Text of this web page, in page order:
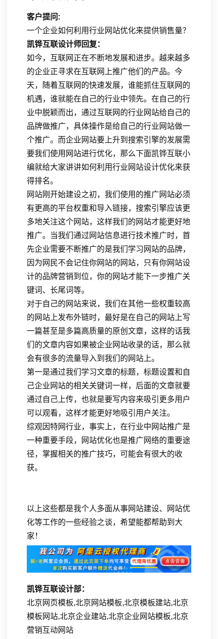
客户提问:
一个企业如何利用行业网站优化来提供销售量？
凯铧互联设计师回复：
如今，互联网正在不断地发展和进步。越来越多
的企业正寻求在互联网上推广他们的产品。今
天，随着互联网的快速发展，谁能抓住互联网的
机遇，谁就能在自己的行业中领先。在自己的行
业中脱颖而出，通过互联网的行业网站给自己的
品牌做推广，具体操作是给自己的行业网站做一
个推广。而企业网站要上升到搜索引擎的发展需
要我们使用网站进行优化，那么下面凯铧互联小
编就给大家讲讲如何利用行业网站设计优化来获
得排名。
网站刚开始建设之初，我们使用的推广网站必须
有更高的平台权重和导入链接，搜索引擎应该更
多地关注这个网站，这样我们的网站才能更好地
推广。当我们通过网站信息进行技术推广时，首
先企业需要不断推广的是我们学习网站的品牌，
因为网民不会记住你网站的网站，只有你网站设
计的品牌营销到位，你的网站才能下一步推广关
键词、长尾词等。
对于自己的网站来说，我们在其他一些权重较高
的网站上发布外链时，最好是在自己的网站上写
一篇甚至是多篇高质量的原创文章，这样的话我
们的文章内容如果被企业网站收录的话，那么就
会有很多的流量导入到我们的网站上。
第一是通过我们学习文章的标题，标题设置和自
己企业网站的相关关键词一样，后面的文章就要
通过自己上传，也就是要写内容来吸引更多用户
可以观看，这样才能更好地吸引用户关注。
综观因特网行业，事实上，在行业中网站推广是
一种重要手段，网站优化也是推广网络的重要途
径，掌握相关的推广技巧，可能会有很大的收
获。
以上这些都是我个人多面从事网站建设、网站优
化等工作的一些经验之谈，希望能都帮助到大
家！
凯铧互联设计部：
北京网页模板,北京网站模板,北京模板建站,北京
模板网站,北京企业建站,北京企业网站模板,北京
营销互动网站